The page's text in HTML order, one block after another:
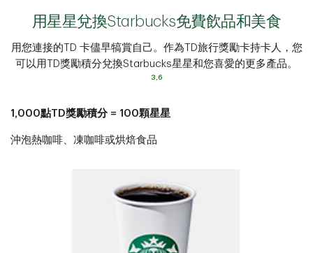
用星星兌換Starbucks免費飲品和美食​​​​​​​
用您連接的TD 卡儘早犒賞自己。作為TD旅行獎勵卡持卡人，您
可以用TD獎勵積分兌換Starbucks星星和您喜愛的更多產品。
3 ,6
1,000點TD獎勵積分 = 100顆星星
沖泡熱咖啡、凍咖啡或烘焙食品